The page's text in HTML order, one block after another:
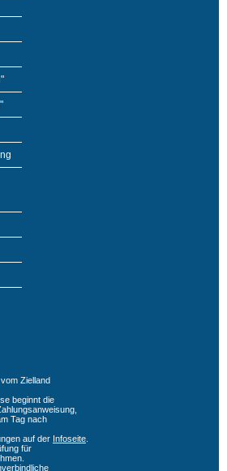
Zielland
beginnt die
Tag nach
auf der Infoseite
für